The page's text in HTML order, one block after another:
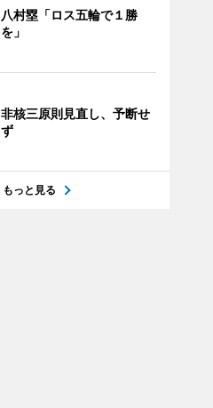
八村塁「ロス五輪で１勝
を」
非核三原則見直し、予断せ
ず
もっと見る